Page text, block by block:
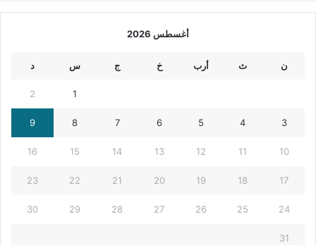
أغسطس 2026
ن ث أرب خ ج س د
1
2
3
4
5
6
7
8
9
10
11
12
13
14
15
16
17
18
19
20
21
22
23
24
25
26
27
28
29
30
31